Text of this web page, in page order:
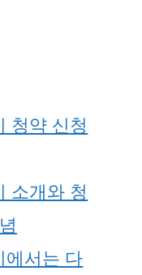
청약 신청
소개와 청
에서는 다